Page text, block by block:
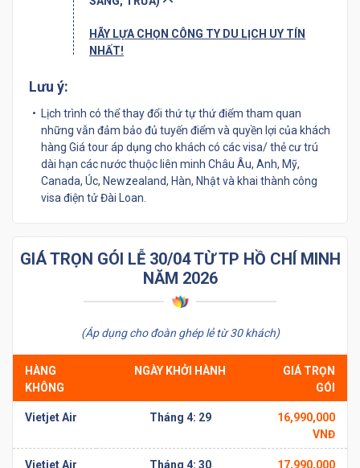
HÃY LỰA CHỌN CÔNG TY DU LỊCH UY TÍN
NHẤT!
Lưu ý:
Lịch trình có thể thay đổi thứ tự thứ điểm tham quan
những vẫn đảm bảo đủ tuyến điểm và quyền lợi của khách
hàng Giá tour áp dụng cho khách có các visa/ thẻ cư trú
dài hạn các nước thuộc liên minh Châu Âu, Anh, Mỹ,
Canada, Úc, Newzealand, Hàn, Nhật và khai thành công
visa điện tử Đài Loan.
GIÁ TRỌN GÓI LỄ 30/04 TỪ TP HỒ CHÍ MINH
NĂM 2026
(Áp dụng cho đoàn ghép lẻ từ 30 khách)
HÀNG
KHÔNG
NGÀY KHỞI HÀNH
GIÁ TRỌN
GÓI
Vietjet Air Tháng 4: 29
16,990,000
VNĐ
Vietjet Air Tháng 4: 30
17,990,000